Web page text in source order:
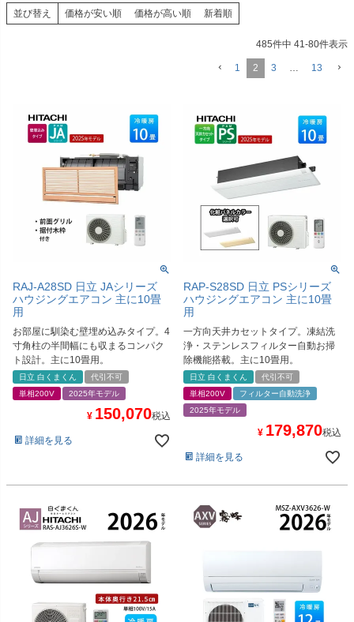
並び替え 価格が安い順 価格が高い順 新着順
485件中 41-80件表示
1 2 3 … 13
RAJ-A28SD 日立 JAシリーズ
ハウジングエアコン 主に10畳
用
お部屋に馴染む壁埋め込みタイプ。4
寸角柱の半間幅にも収まるコンパク
ト設計。主に10畳用。
日立 白くまくん
代引不可
単相200V
2025年モデル
¥ 150,070税込
詳細を見る
RAP-S28SD 日立 PSシリーズ
ハウジングエアコン 主に10畳
用
一方向天井カセットタイプ。凍結洗
浄・ステンレスフィルター自動お掃
除機能搭載。主に10畳用。
日立 白くまくん
代引不可
単相200V
フィルター自動洗浄
2025年モデル
¥ 179,870税込
詳細を見る